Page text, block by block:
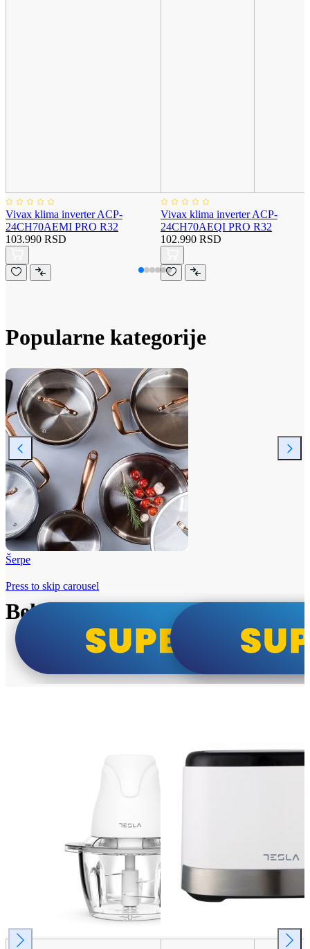
Vivax klima inverter ACP-
24CH70AEMI PRO R32
103.990 RSD
Vivax klima inverter ACP-
24CH70AEQI PRO R32
102.990 RSD
Popularne kategorije
Šerpe
Beko i Tesla super cene
Press to skip carousel